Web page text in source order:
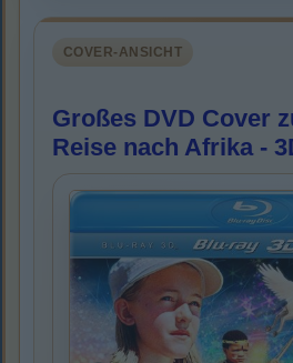
COVER-ANSICHT
Großes DVD Cover
Reise nach Afrika -